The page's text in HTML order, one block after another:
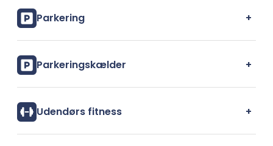
Parkering +
Parkeringskælder +
Udendørs fitness +